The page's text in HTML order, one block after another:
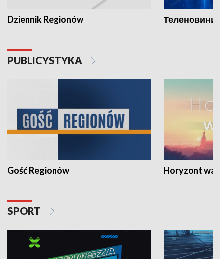
Dziennik Regionów Теленовини
PUBLICYSTYKA
Gość Regionów Horyzont
SPORT